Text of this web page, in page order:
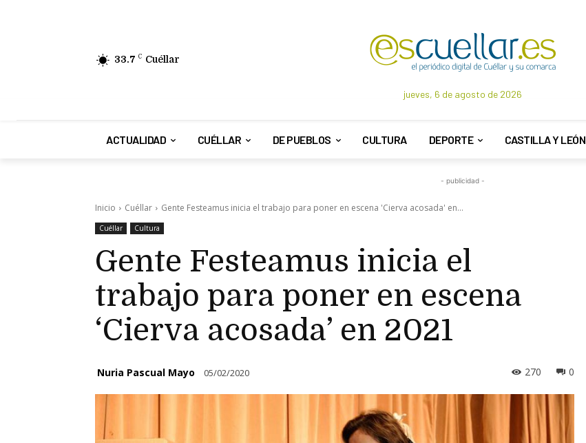
33.7 C Cuéllar
jueves, 6 de agosto de 2026
ACTUALIDAD CUÉLLAR DE PUEBLOS CULTURA DEPORTE CASTILLA Y LEÓN
- publicidad -
Inicio Cuéllar Gente Festeamus inicia el trabajo para poner en escena 'Cierva acosada' en...
Cuéllar Cultura
Gente Festeamus inicia el
trabajo para poner en escena
‘Cierva acosada’ en 2021
Nuria Pascual Mayo 05/02/2020 0
270